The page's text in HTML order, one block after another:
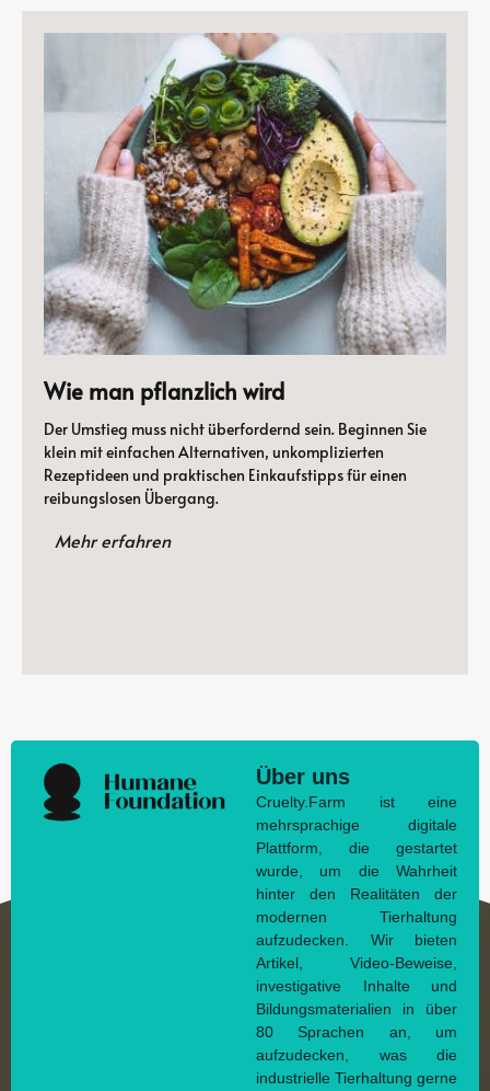
Wie man pflanzlich wird
Der Umstieg muss nicht überfordernd sein. Beginnen Sie
klein mit einfachen Alternativen, unkomplizierten
Rezeptideen und praktischen Einkaufstipps für einen
reibungslosen Übergang.
Mehr erfahren
Über uns
Cruelty.Farm ist eine
mehrsprachige digitale
Plattform, die gestartet
wurde, um die Wahrheit
hinter den Realitäten der
modernen Tierhaltung
aufzudecken. Wir bieten
Artikel, Video-Beweise,
investigative Inhalte und
Bildungsmaterialien in über
80 Sprachen an, um
aufzudecken, was die
industrielle Tierhaltung gerne